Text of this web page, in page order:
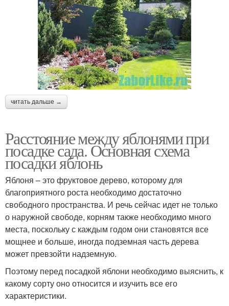
читать дальше →
Расстояние между яблонями при
посадке сада. Основная схема
посадки яблонь
Яблоня – это фруктовое дерево, которому для
благоприятного роста необходимо достаточно
свободного пространства. И речь сейчас идет не только
о наружной свободе, корням также необходимо много
места, поскольку с каждым годом они становятся все
мощнее и больше, иногда подземная часть дерева
может превзойти надземную.
Поэтому перед посадкой яблони необходимо выяснить, к
какому сорту оно относится и изучить все его
характеристики.